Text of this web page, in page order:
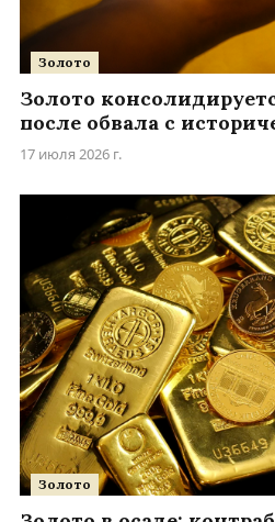
Золото
Золото
после обвала с
17 июля 2026 г.
Золото